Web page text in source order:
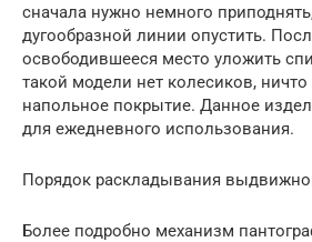
сначала нужно немного
дугообразной линии опустить.
освободившееся место уложить
такой модели нет колесиков,
напольное покрытие. Данное
для ежедневного использования.
Порядок раскладывания
Более подробно механизм